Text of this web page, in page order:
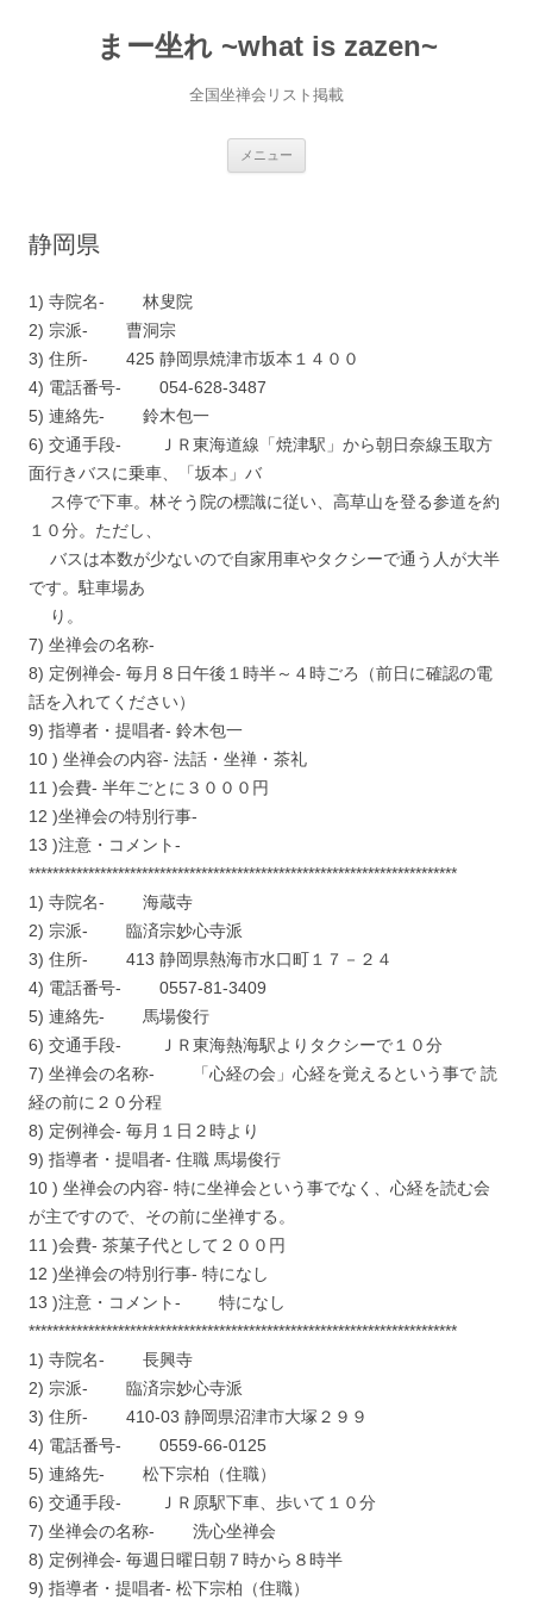
まー坐れ ~what is zazen~
全国坐禅会リスト掲載
メニュー
静岡県
1) 寺院名- 林叟院
2) 宗派- 曹洞宗
3) 住所- 425 静岡県焼津市坂本１４００
4) 電話番号- 054-628-3487
5) 連絡先- 鈴木包一
6) 交通手段- ＪＲ東海道線「焼津駅」から朝日奈線玉取方
面行きバスに乗車、「坂本」バ
ス停で下車。林そう院の標識に従い、高草山を登る参道を約
１０分。ただし、
バスは本数が少ないので自家用車やタクシーで通う人が大半
です。駐車場あ
り。
7) 坐禅会の名称-
8) 定例禅会- 毎月８日午後１時半～４時ごろ（前日に確認の電
話を入れてください）
9) 指導者・提唱者- 鈴木包一
10 ) 坐禅会の内容- 法話・坐禅・茶礼
11 )会費- 半年ごとに３０００円
12 )坐禅会の特別行事-
13 )注意・コメント-
************************************************************************
1) 寺院名- 海蔵寺
2) 宗派- 臨済宗妙心寺派
3) 住所- 413 静岡県熱海市水口町１７－２４
4) 電話番号- 0557-81-3409
5) 連絡先- 馬場俊行
6) 交通手段- ＪＲ東海熱海駅よりタクシーで１０分
7) 坐禅会の名称- 「心経の会」心経を覚えるという事で 読
経の前に２０分程
8) 定例禅会- 毎月１日２時より
9) 指導者・提唱者- 住職 馬場俊行
10 ) 坐禅会の内容- 特に坐禅会という事でなく、心経を読む会
が主ですので、その前に坐禅する。
11 )会費- 茶菓子代として２００円
12 )坐禅会の特別行事- 特になし
13 )注意・コメント- 特になし
************************************************************************
1) 寺院名- 長興寺
2) 宗派- 臨済宗妙心寺派
3) 住所- 410-03 静岡県沼津市大塚２９９
4) 電話番号- 0559-66-0125
5) 連絡先- 松下宗柏（住職）
6) 交通手段- ＪＲ原駅下車、歩いて１０分
7) 坐禅会の名称- 洗心坐禅会
8) 定例禅会- 毎週日曜日朝７時から８時半
9) 指導者・提唱者- 松下宗柏（住職）